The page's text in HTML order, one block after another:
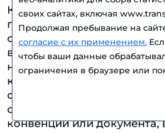
Конвенции,
при условии соблюдения
статьи 32, Юридический
выполнении функций,
него какой-либо
конвенцией или другим
соответствии с ними,
соответствующие
конвенции или документа,
своих сайтах, включая
Продолжая пребывание на
согласие с их применением.
чтобы ваши данные
ограничения в браузере или